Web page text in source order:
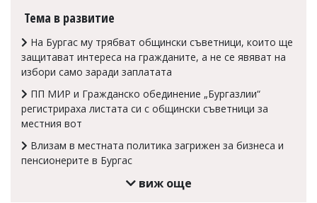
носи
отговорност
тях!
Ако
откриете
Тема в развитие
На Бургас му трябват общински съветници, които ще
защитават интереса на гражданите, а не се явяват на
избори само заради заплатата
ПП МИР и Гражданско обединение „Бургазлии“
регистрираха листата си с общински съветници за
местния вот
Влизам в местната политика загрижен за бизнеса и
пенсионерите в Бургас
виж още